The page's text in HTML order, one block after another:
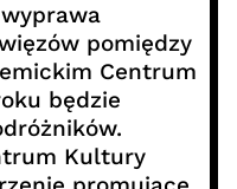
pomiędzy
Centrum
będzie
Kultury